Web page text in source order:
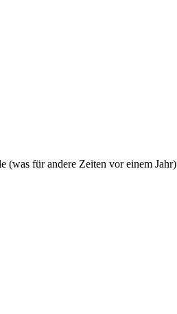
(was für andere Zeiten vor einem Jahr)